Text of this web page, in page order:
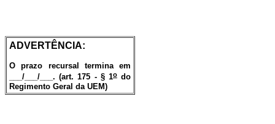
ADVERTÊNCIA:
O prazo recursal termina em
___/___/___. (art. 175 - § 1odo
Regimento Geral da UEM)